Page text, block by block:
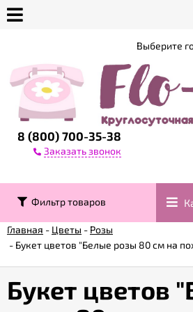
магазине
Доставка
Контакты
Возврат
Гарантии
8 (800) 700-35-38
Заказать звонок
Выберите
Фильтр товаров
Главная - Цветы - Розы
- Букет цветов "Белые розы 80 см на
Букет цветов